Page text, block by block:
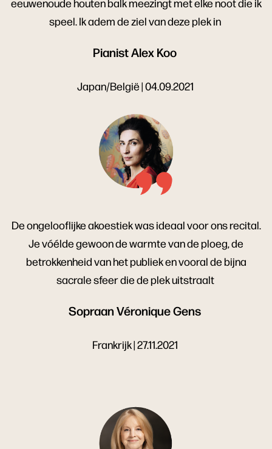
speel. Ik adem de ziel van deze plek in
Pianist Alex Koo
Japan/België | 04.09.2021
De ongelooflijke akoestiek was ideaal voor ons recital.
Je vóélde gewoon de warmte van de ploeg, de
betrokkenheid van het publiek en vooral de bijna
sacrale sfeer die de plek uitstraalt
Sopraan Véronique Gens
Frankrijk | 27.11.2021